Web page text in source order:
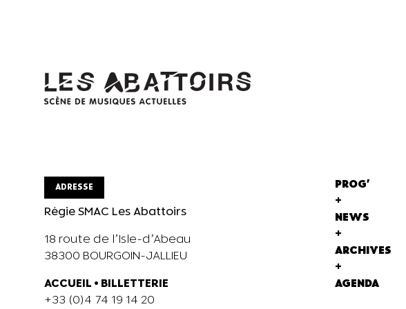
ADRESSE
Régie SMAC Les Abattoirs
18 route de l’Isle-d’Abeau
38300 BOURGOIN-JALLIEU
ACCUEIL • BILLETTERIE
+33 (0)4 74 19 14 20
PROG'
+
NEWS
+
ARCHIVES
+
AGENDA